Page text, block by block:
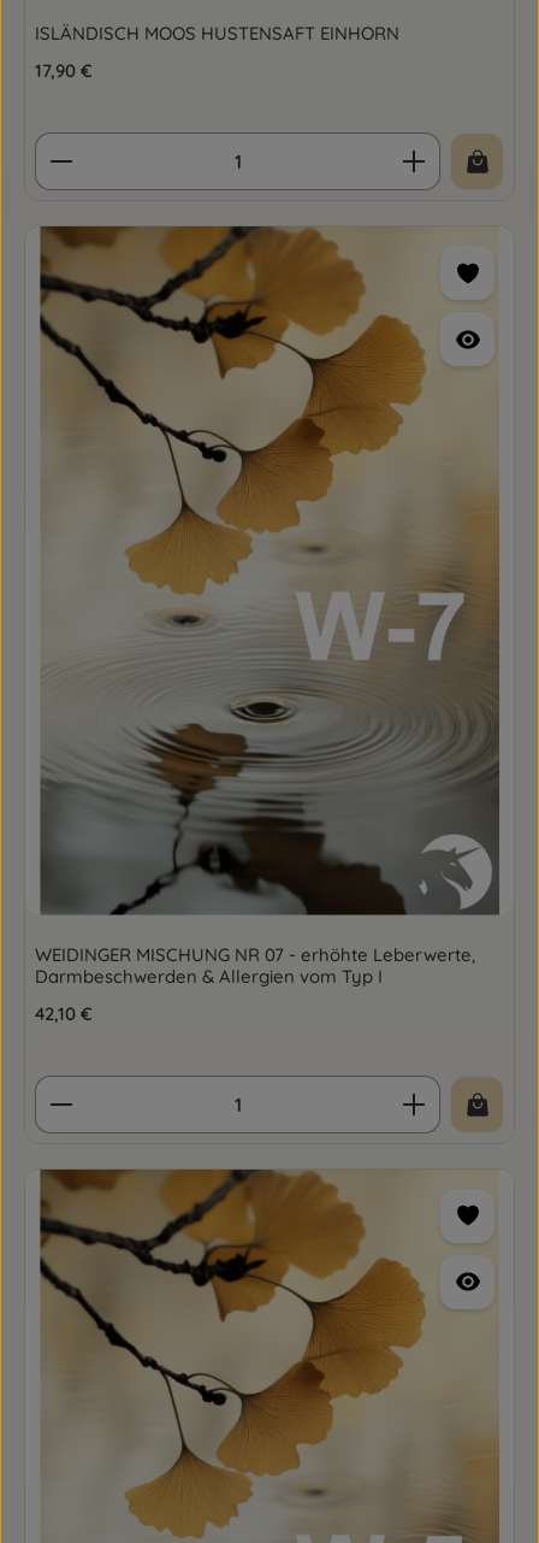
ISLÄNDISCH MOOS HUSTENSAFT EINHORN
Regulärer Preis:
17,90 €
Produkt Anzahl: Gib den gewünschten Wert
WEIDINGER MISCHUNG NR 07 - erhöhte Leberwerte,
Darmbeschwerden & Allergien vom Typ I
Regulärer Preis:
42,10 €
Produkt Anzahl: Gib den gewünschten Wert